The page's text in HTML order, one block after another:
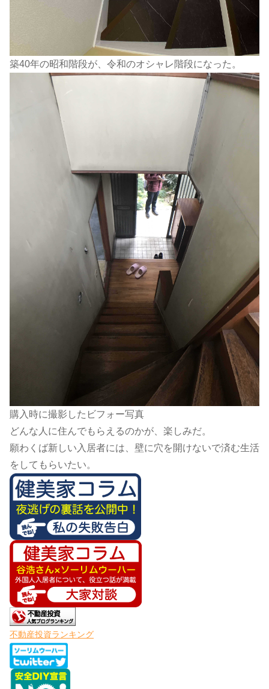
築40年の昭和階段が、令和のオシャレ階段になった。
購入時に撮影したビフォー写真
どんな人に住んでもらえるのかが、楽しみだ。
願わくば新しい入居者には、壁に穴を開けないで済む生活
をしてもらいたい。
不動産投資ランキング